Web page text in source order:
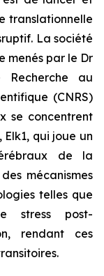
translationnelle
La société
menés par le Dr
Recherche au
(CNRS)
se concentrent
qui joue un
de la
mécanismes
telles que
stress post-
rendant ces